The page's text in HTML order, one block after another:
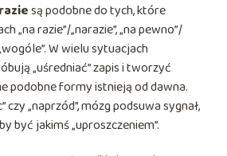
są podobne do tych, które
„na razie”/„narazie”, „na pewno”/
W wielu sytuacjach
„uśredniać” zapis i tworzyć
podobne formy istnieją od dawna.
czy „naprzód”, mózg podsuwa sygnał,
być jakimś „uproszczeniem”.